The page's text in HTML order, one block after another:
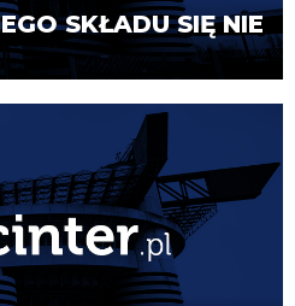
SKŁADU SIĘ NIE